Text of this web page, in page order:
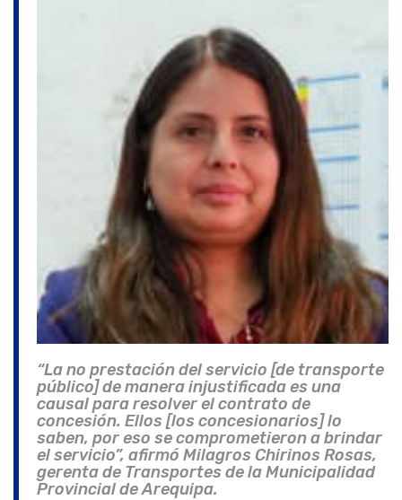
“La no prestación del servicio [de transporte
público] de manera injustificada es una
causal para resolver el contrato de
concesión. Ellos [los concesionarios] lo
saben, por eso se comprometieron a brindar
el servicio”, afirmó Milagros Chirinos Rosas,
gerenta de Transportes de la Municipalidad
Provincial de Arequipa.